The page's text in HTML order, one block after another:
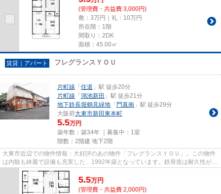
(管理費・共益費 3,000円)
敷：3万円｜礼：10万円
所在階：1階
間取り：2DK
面積：45.00㎡
賃貸｜アパート フレグランスＹＯＵ
片町線 「 住道 」駅 徒歩20分
片町線 「 鴻池新田 」駅 徒歩21分
地下鉄長堀鶴見緑地 「 門真南 」駅 徒歩29分
大阪府大東市新田東本町
5.5万円
築年数：築34年 ｜募集中： 1室
階数：2階建 地下2階
大東市近辺での物件情報：大好評のあの物件「フレグランスＹＯＵ」。この物件
は内観も綺麗で設備も充実した、1992年築となっています。鉄骨造は耐久性があ
り地震のリスクを抑えられま...
5.5万円
(管理費・共益費 2,000円)